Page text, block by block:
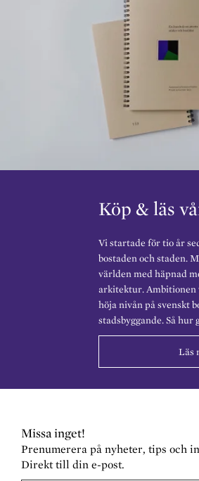
Missa inget!
Prenumerera på nyheter, tips och
Direkt till din e-post.
Köp & läs
Vi startade för tio år
bostaden och staden.
världen med häpnad
arkitektur. Ambitionen
höja nivån på svenskt
stadsbyggande. Så hur
Läs